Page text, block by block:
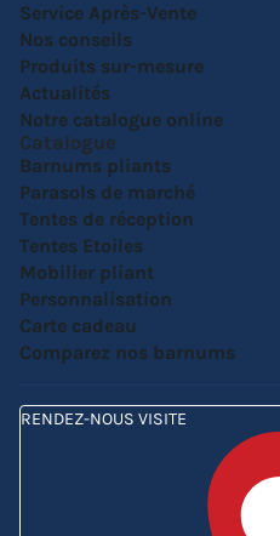
Service Après-Vente
Nos conseils
Produits sur-mesure
Actualités
Notre catalogue online
Catalogue
Barnums pliants
Parasols de marché
Tentes de réception
Tentes Etoiles
Mobilier pliant
Personnalisation
Carte cadeau
Comparez nos barnums
RENDEZ-NOUS VISITE